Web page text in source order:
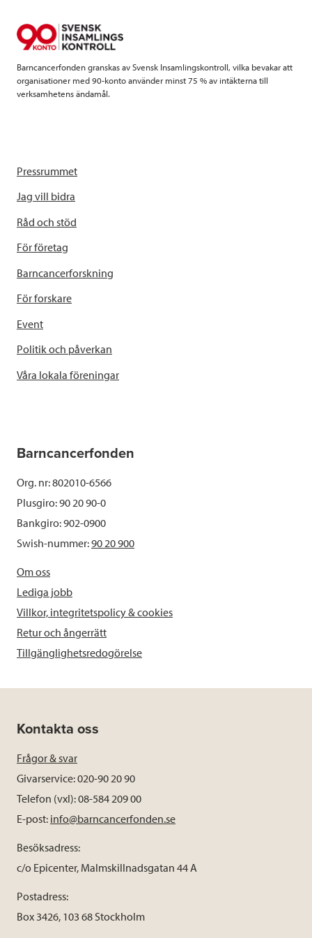
k
Barncancerfonden granskas av Svensk Insamlingskontroll, vilka bevakar att
organisationer med 90-konto använder minst 75 % av intäkterna till
verksamhetens ändamål.
Pressrummet
Jag vill bidra
Råd och stöd
För företag
Barncancerforskning
För forskare
Event
Politik och påverkan
Våra lokala föreningar
Barncancerfonden
Org. nr: 802010-6566
Plusgiro: 90 20 90-0
Bankgiro: 902-0900
Swish-nummer:90 20 900
Om oss
Lediga jobb
Villkor, integritetspolicy & cookies
Retur och ångerrätt
Tillgänglighetsredogörelse
Kontakta oss
Frågor & svar
Givarservice: 020-90 20 90
Telefon (vxl): 08-584 209 00
E-post: info@barncancerfonden.se
Besöksadress:
c/o Epicenter, Malmskillnadsgatan 44 A
Postadress:
Box 3426, 103 68 Stockholm